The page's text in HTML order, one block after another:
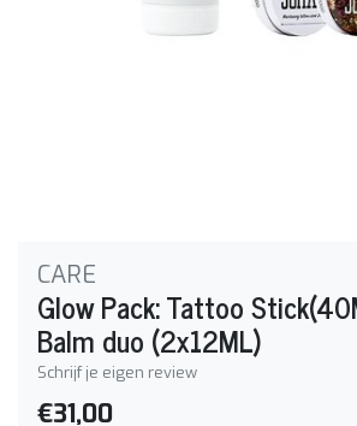
CARE
Glow Pack: Tattoo
Balm duo (2x12ML)
Schrijf je eigen review
€31,00